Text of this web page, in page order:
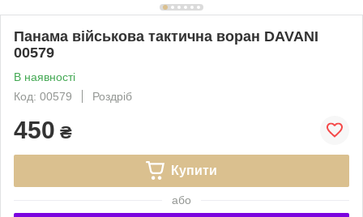
Панама військова тактична воран DAVANI
00579
В наявності
Код: 00579
Роздріб
450 ₴
Купити
або